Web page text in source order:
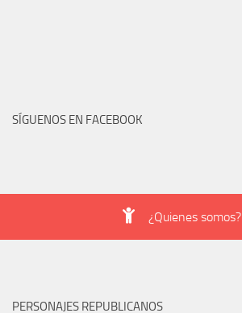
SÍGUENOS EN FACEBOOK
¿Quienes somos?
PERSONAJES REPUBLICANOS